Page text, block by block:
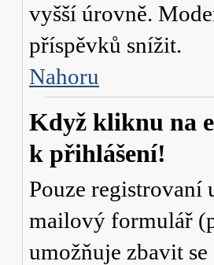
vyšší úrovně.
příspěvků snížit.
Nahoru
Když kliknu na
k přihlášení!
Pouze registrovaní
mailový formulář
umožňuje zbavit